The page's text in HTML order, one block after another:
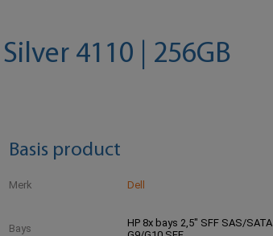
4110 | 256GB
Basis product
Merk Dell
Bays
HP 8x bays 2,5" SFF SAS/SATA